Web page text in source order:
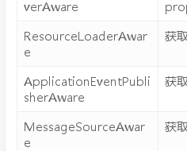
verAware
ResourceLoaderAwar
e
获
ApplicationEventPubli
sherAware
获
MessageSourceAwar
e
获